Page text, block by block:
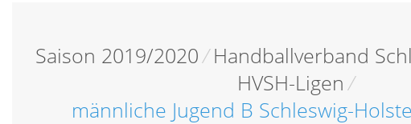
Saison 2019/2020/ Handballverband
HVSH-Ligen/
männliche Jugend B Schleswig-